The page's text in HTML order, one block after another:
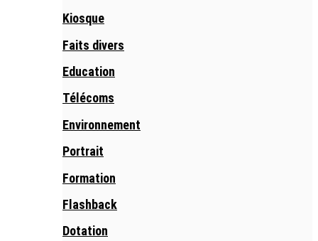
Kiosque
Faits divers
Education
Télécoms
Environnement
Portrait
Formation
Flashback
Dotation